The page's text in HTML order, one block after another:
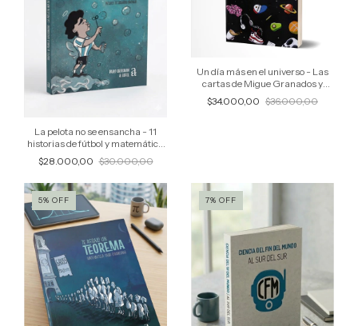
La pelota no se ensancha - 11
historias de fútbol y matemática
para brillar en asados
$28.000,00 $30.000,00
Un día más en el universo - Las
cartas de Migue Granados y
Lucas Fridman
$34.000,00 $36.000,00
5% OFF 7% OFF